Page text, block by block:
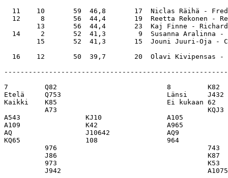
11    10       59  46,8       17  Niclas
12     8       56  44,4       19  Reetta
13       56  44,4       23  Kaj Finne
14     2       52  41,3        9  Susanna
15       52  41,3       15  Jouni Juuri-Oja -
7         Q82                           8
Etelä     Q753
Kaikki    K85                           Ei
A73
A543                KJ10                A105
A109                K42                 A965
AQ                  J10642              AQ9
KQ65                108                 964
976
J86
973
J942